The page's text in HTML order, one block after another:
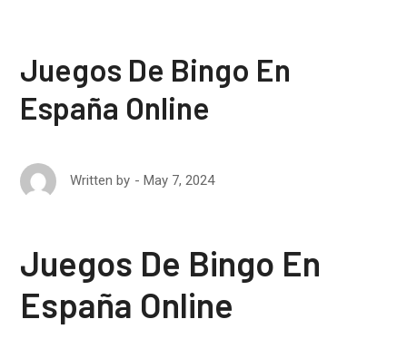
Juegos De Bingo En
España Online
Written by May 7, 2024
Juegos De Bingo En
España Online